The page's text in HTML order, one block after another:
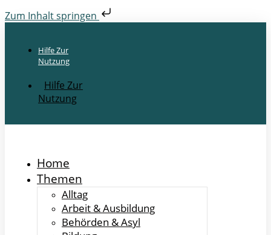
Zum Inhalt springen
Hilfe Zur
Nutzung
Hilfe Zur
Nutzung
Home
Themen
Alltag
Arbeit & Ausbildung
Behörden & Asyl